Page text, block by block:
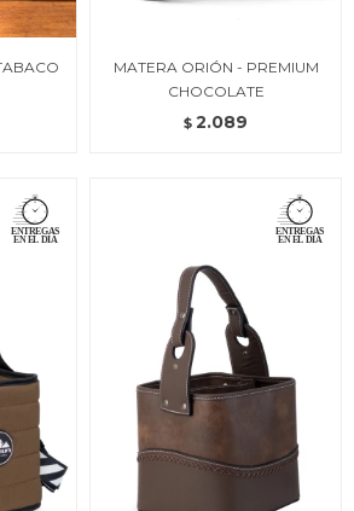
MATERA ORIÓN - PREMIUM
CHOCOLATE
$ 2.089